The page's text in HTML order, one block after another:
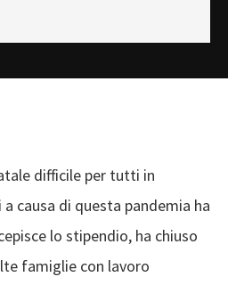
difficile per tutti in
causa di questa pandemia ha
lo stipendio, ha chiuso
famiglie con lavoro